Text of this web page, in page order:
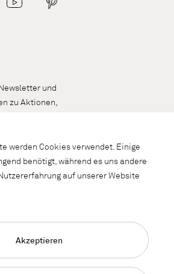
und
zu Aktionen,
werden Cookies verwendet. Einige
benötigt, während es uns andere
auf unserer Website
Akzeptieren